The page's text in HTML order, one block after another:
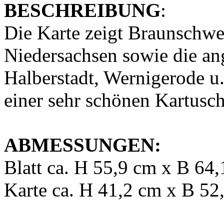
BESCHREIBUNG:
Die Karte zeigt
Niedersachsen sowie die
Halberstadt, Wernigerode
einer sehr schönen
ABMESSUNGEN:
Blatt ca. H 55,9 cm x B
Karte ca. H 41,2 cm x B